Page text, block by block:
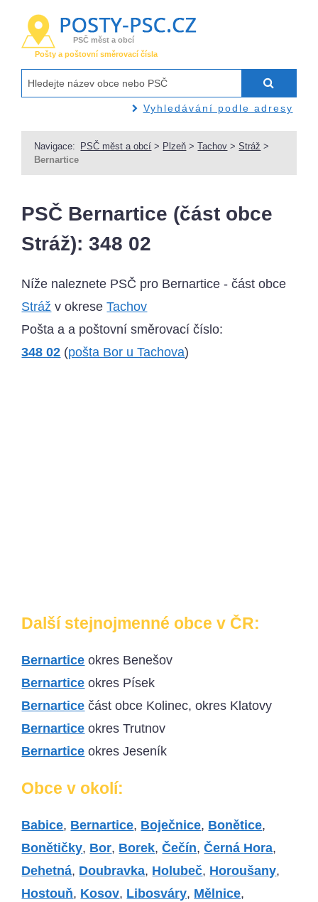
PSČ měst a obcí
Pošty a poštovní směrovací čísla
Vyhledávání podle adresy
Navigace: PSČ měst a obcí > Plzeň >Tachov >Stráž >
Bernartice
PSČ Bernartice (část obce
Stráž): 348 02
Níže naleznete PSČ pro Bernartice - část obce
Stráž v okreseTachov
Pošta a a poštovní směrovací číslo:
348 02 (pošta Bor u Tachova)
Další stejnojmenné obce v ČR:
Bernartice okres Benešov
Bernartice okres Písek
Bernartice část obce Kolinec, okres Klatovy
Bernartice okres Trutnov
Bernartice okres Jeseník
Obce v okolí:
Babice, Bernartice, Boječnice, Bonětice,
Bonětičky, Bor, Borek,Čečín,Černá Hora,
Dehetná, Doubravka, Holubeč, Horoušany,
Hostouň, Kosov, Libosváry, Mělnice,